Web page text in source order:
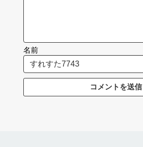
名前